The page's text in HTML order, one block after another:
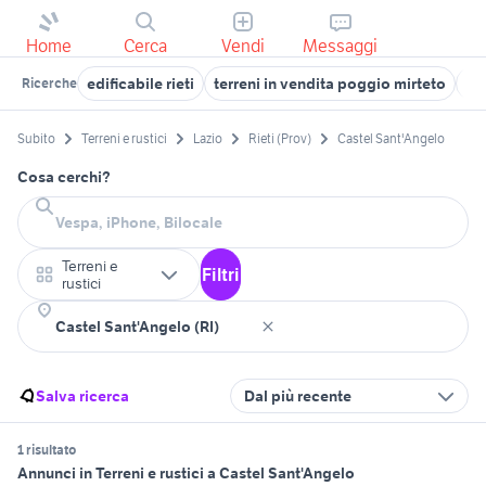
Home Cerca Vendi Messaggi
Ricerche edificabile rieti terreni in vendita poggio mirteto
Subito Terreni e rustici Lazio Rieti (Prov) Castel Sant'Angelo
Cosa cerchi?
Terreni e
rustici
Filtri
Salva ricerca Dal più recente
1 risultato
Annunci in Terreni e rustici a Castel Sant'Angelo